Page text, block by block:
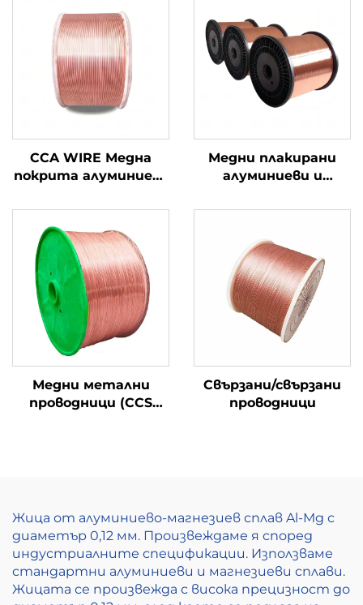
CCA WIRE Медна
покрита алуминиева
Медни плакирани
алуминиеви и
проводници (CCAM
Медни метални
проводници (CCS
Свързани/свързани
проводници
Жица от алуминиево-магнезиев сплав Al-Mg с
диаметър 0,12 мм. Произвеждаме я според
индустриалните спецификации. Използваме
стандартни алуминиеви и магнезиеви сплави.
Жицата се произвежда с висока прецизност до